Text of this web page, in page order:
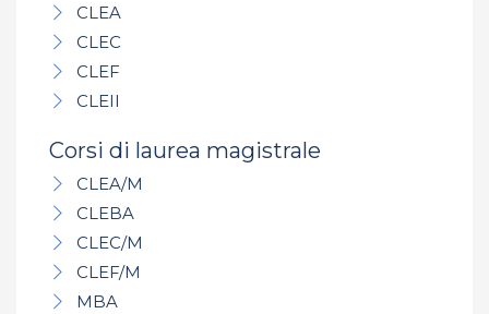
CLEA
CLEC
CLEF
CLEII
Corsi di laurea magistrale
CLEA/M
CLEBA
CLEC/M
CLEF/M
MBA